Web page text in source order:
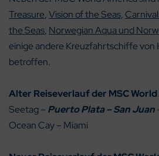
Treasure,Vision of the Seas,
the Seas, Norwegian Aqua und
einige andere Kreuzfahrtschiffe von
betroffen.
Alter Reiseverlauf der MSC
Seetag – Puerto Plata – San Juan
Ocean Cay – Miami